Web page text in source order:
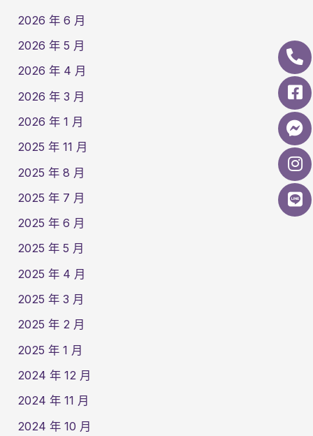
2026 年 6 月
2026 年 5 月
2026 年 4 月
2026 年 3 月
2026 年 1 月
2025 年 11 月
2025 年 8 月
2025 年 7 月
2025 年 6 月
2025 年 5 月
2025 年 4 月
2025 年 3 月
2025 年 2 月
2025 年 1 月
2024 年 12 月
2024 年 11 月
2024 年 10 月